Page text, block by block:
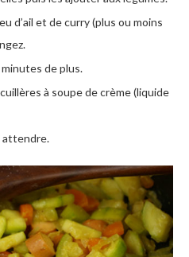
d’ail et de curry (plus ou moins
de plus.
à soupe de crème (liquide
attendre.